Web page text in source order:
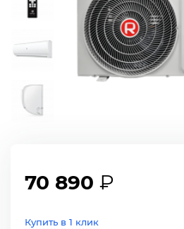
70 890 ₽
Купить в 1 клик